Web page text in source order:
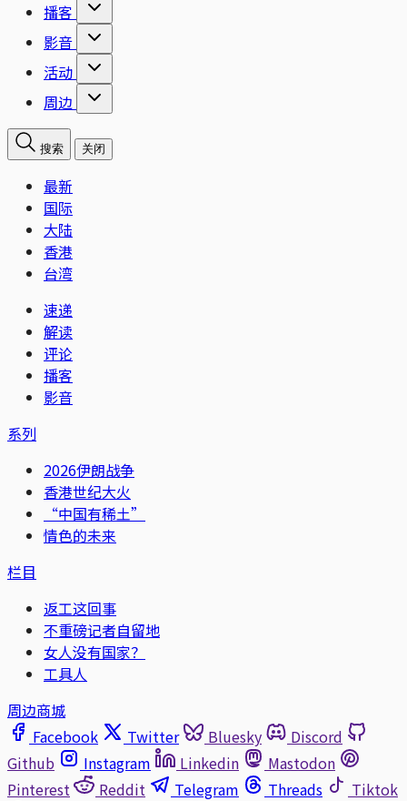
播客
影音
活动
周边
搜索 关闭
最新
国际
大陆
香港
台湾
速递
解读
评论
播客
影音
系列
2026伊朗战争
香港世纪大火
“中国有稀土”
情色的未来
栏目
返工这回事
不重磅记者自留地
女人没有国家？
工具人
周边商城
Facebook
Twitter Bluesky
Discord
Github
Instagram Linkedin
Mastodon
Pinterest
Reddit Telegram Threads
Tiktok